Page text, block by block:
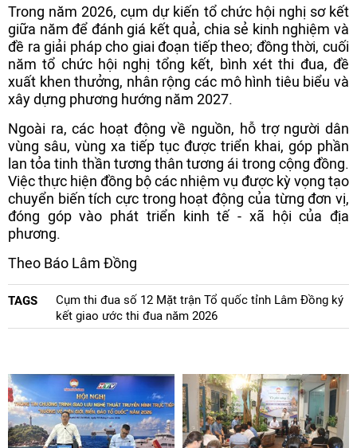
Trong năm 2026, cụm dự kiến tổ chức hội nghị sơ kết
giữa năm để đánh giá kết quả, chia sẻ kinh nghiệm và
đề ra giải pháp cho giai đoạn tiếp theo; đồng thời, cuối
năm tổ chức hội nghị tổng kết, bình xét thi đua, đề
xuất khen thưởng, nhân rộng các mô hình tiêu biểu và
xây dựng phương hướng năm 2027.
Ngoài ra, các hoạt động về nguồn, hỗ trợ người dân
vùng sâu, vùng xa tiếp tục được triển khai, góp phần
lan tỏa tinh thần tương thân tương ái trong cộng đồng.
Việc thực hiện đồng bộ các nhiệm vụ được kỳ vọng tạo
chuyển biến tích cực trong hoạt động của từng đơn vị,
đóng góp vào phát triển kinh tế - xã hội của địa
phương.
Theo Báo Lâm Đồng
TAGS
Cụm thi đua số 12 Mặt trận Tổ quốc tỉnh Lâm Đồng ký
kết giao ước thi đua năm 2026